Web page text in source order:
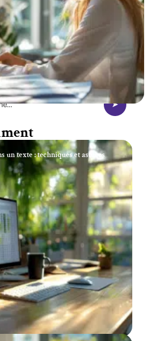
un texte : techniques et astuces